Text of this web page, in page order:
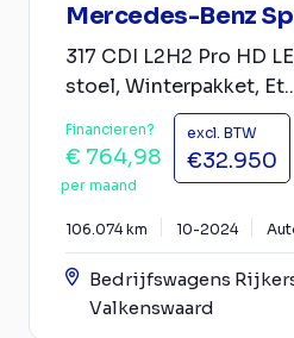
Mercedes-Benz
317 CDI L2H2 Pro HD
stoel, Winterpakket,
Financieren?
€ 764,98
per maand
excl. BTW
€32.950
106.074 km 10-2024
Bedrijfswagens
Valkenswaard